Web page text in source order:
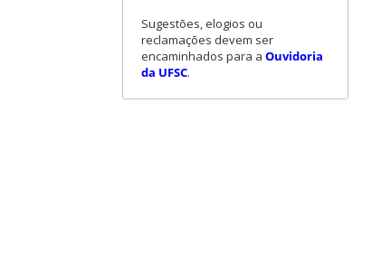
Sugestões, elogios ou
reclamações devem ser
encaminhados para a Ouvidoria
da UFSC.